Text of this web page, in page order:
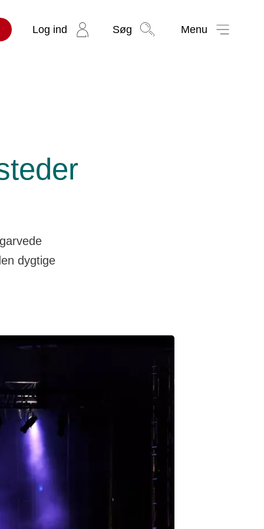
Log ind Søg Menu
dygtige